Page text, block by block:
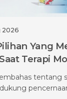
2026
Yang
Terapi
tentang